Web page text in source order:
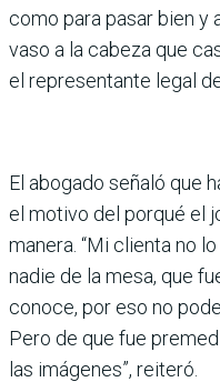
como para pasar bien y
vaso a la cabeza que
el representante legal
El abogado señaló que
el motivo del porqué el
manera. “Mi clienta no
nadie de la mesa, que
conoce, por eso no
Pero de que fue
las imágenes”, reiteró.